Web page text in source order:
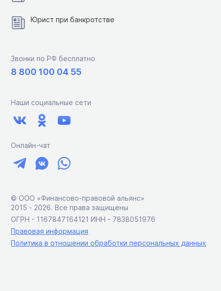
Юрист при банкротстве
Звонки по РФ бесплатно
8 800 100 04 55
Наши социальные сети
Онлайн-чат
© ООО «Финансово-правовой альянс»
2015 ‑ 2026. Все права защищены
ОГРН - 1167847164121 ИНН - 7838051976
Правовая информация
Политика в отношении обработки персональных данных